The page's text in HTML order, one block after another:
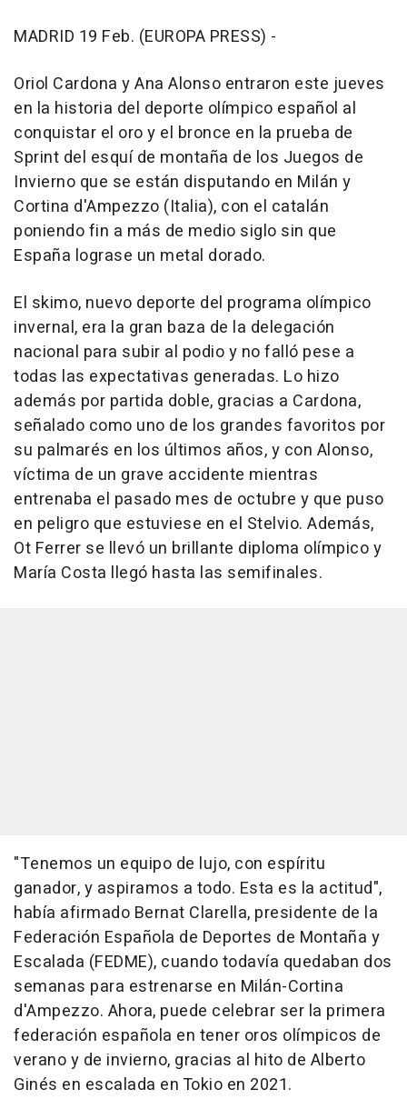
MADRID 19 Feb. (EUROPA PRESS) -
Oriol Cardona y Ana Alonso entraron este jueves
en la historia del deporte olímpico español al
conquistar el oro y el bronce en la prueba de
Sprint del esquí de montaña de los Juegos de
Invierno que se están disputando en Milán y
Cortina d'Ampezzo (Italia), con el catalán
poniendo fin a más de medio siglo sin que
España lograse un metal dorado.
El skimo, nuevo deporte del programa olímpico
invernal, era la gran baza de la delegación
nacional para subir al podio y no falló pese a
todas las expectativas generadas. Lo hizo
además por partida doble, gracias a Cardona,
señalado como uno de los grandes favoritos por
su palmarés en los últimos años, y con Alonso,
víctima de un grave accidente mientras
entrenaba el pasado mes de octubre y que puso
en peligro que estuviese en el Stelvio. Además,
Ot Ferrer se llevó un brillante diploma olímpico y
María Costa llegó hasta las semifinales.
"Tenemos un equipo de lujo, con espíritu
ganador, y aspiramos a todo. Esta es la actitud",
había afirmado Bernat Clarella, presidente de la
Federación Española de Deportes de Montaña y
Escalada (FEDME), cuando todavía quedaban dos
semanas para estrenarse en Milán-Cortina
d'Ampezzo. Ahora, puede celebrar ser la primera
federación española en tener oros olímpicos de
verano y de invierno, gracias al hito de Alberto
Ginés en escalada en Tokio en 2021.